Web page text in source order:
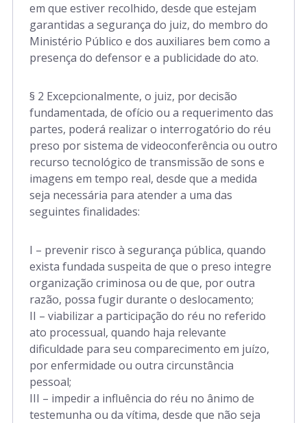
em que estiver recolhido, desde que estejam
garantidas a segurança do juiz, do membro do
Ministério Público e dos auxiliares bem como a
presença do defensor e a publicidade do ato.
§ 2 Excepcionalmente, o juiz, por decisão
fundamentada, de ofício ou a requerimento das
partes, poderá realizar o interrogatório do réu
preso por sistema de videoconferência ou outro
recurso tecnológico de transmissão de sons e
imagens em tempo real, desde que a medida
seja necessária para atender a uma das
seguintes finalidades:
I – prevenir risco à segurança pública, quando
exista fundada suspeita de que o preso integre
organização criminosa ou de que, por outra
razão, possa fugir durante o deslocamento;
II – viabilizar a participação do réu no referido
ato processual, quando haja relevante
dificuldade para seu comparecimento em juízo,
por enfermidade ou outra circunstância
pessoal;
III – impedir a influência do réu no ânimo de
testemunha ou da vítima, desde que não seja